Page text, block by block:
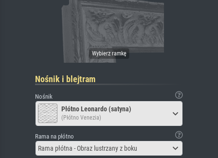
Nośnik i blejtram
Nośnik
Płótno Leonardo (satyna)
(Płótno Venezia)
Rama na płótno
Rama płótna - Obraz lustrzany z boku